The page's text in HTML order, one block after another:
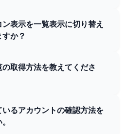
表示を一覧表示に切り替え
か？
取得方法を教えてくださ
るアカウントの確認方法を